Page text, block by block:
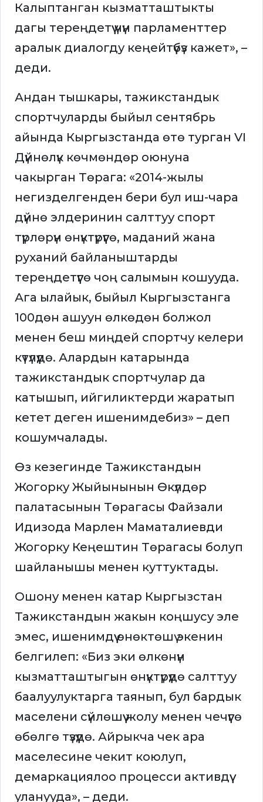
Калыптанган кызматташтыкты
дагы тереңдетүү үчүн парламенттер
аралык диалогду кеңейтүүбүз кажет», –
деди.
Андан тышкары, тажикстандык
спортчуларды быйыл сентябрь
айында Кыргызстанда өтө турган VI
Дүйнөлүк көчмөндөр оюнуна
чакырган Төрага: «2014-жылы
негизделгенден бери бул иш-чара
дүйнө элдеринин салттуу спорт
түрлөрүн өнүктүрүүгө, маданий жана
руханий байланыштарды
тереңдетүүгө чоң салымын кошууда.
Ага ылайык, быйыл Кыргызстанга
100дөн ашуун өлкөдөн болжол
менен беш миңдей спортчу келери
күтүлүүдө. Алардын катарында
тажикстандык спортчулар да
катышып, ийгиликтерди жаратып
кетет деген ишенимдебиз» – деп
кошумчалады.
Өз кезегинде Тажикстандын
Жогорку Жыйынынын Өкүлдөр
палатасынын Төрагасы Файзали
Идизода Марлен Маматалиевди
Жогорку Кеңештин Төрагасы болуп
шайланышы менен куттуктады.
Ошону менен катар Кыргызстан
Тажикстандын жакын коңшусу эле
эмес, ишенимдүү өнөктөшү экенин
белгилеп: «Биз эки өлкөнүн
кызматташтыгын өнүктүрүүдө салттуу
баалуулуктарга таянып, бул бардык
маселени сүйлөшүү жолу менен чечүүгө
өбөлгө түзүүдө. Айрыкча чек ара
маселесине чекит коюлуп,
демаркациялоо процесси активдүү
уланууда», – деди.